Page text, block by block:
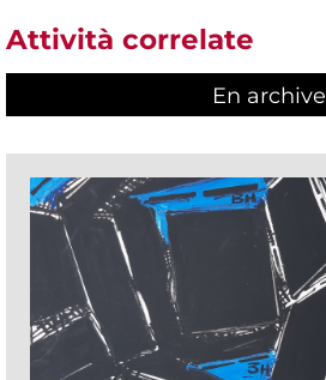
Attività correlate
En archive